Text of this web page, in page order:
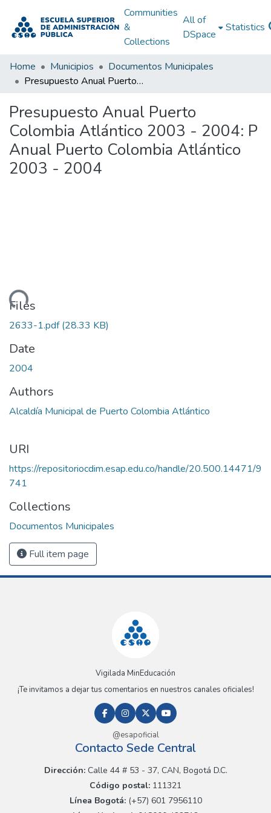
Communities
&
Collections
All of
DSpace
Statistics
Home Municipios
Documentos Municipales
Presupuesto Anual Puerto Colombia Atlántico 2003 - 2004: P Anual Puerto Colombia Atlántico 2003 - 2004
Presupuesto Anual Puerto
Colombia Atlántico 2003 - 2004: P
Anual Puerto Colombia Atlántico
2003 - 2004
Files
2633-1.pdf(28.33 KB)
Date
2004
Authors
Alcaldía Municipal de Puerto Colombia Atlántico
URI
https://repositoriocdim.esap.edu.co/handle/20.500.14471/9
741
Collections
Documentos Municipales
Full item page
Vigilada MinEducación
¡Te invitamos a dejar tus comentarios en nuestros canales oficiales!
@esapoficial
Contacto Sede Central
Dirección:Calle 44 # 53 - 37, CAN, Bogotá D.C.
Código postal: 111321
Línea Bogotá:(+57) 601 7956110